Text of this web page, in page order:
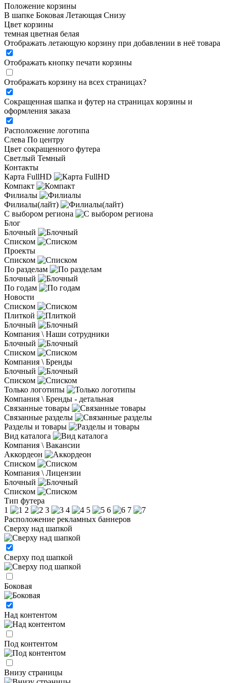
Положение корзины
В шапке Боковая Летающая Снизу
Цвет корзины
темная цветная белая
Отображать летающую корзину при добавлении в неё товара
Отображать кнопку печати корзины
Отображать корзину на всех страницах?
Сокращенная шапка и футер на страницах корзины и
оформления заказа
Расположение логотипа
Cлева По центру
Цвет сокращенного футера
Светлый Темный
Контакты
Карта FullHD
Компакт
Филиалы
Филиалы(лайт)
С выбором региона
Блог
Блочный
Списком
Проекты
Списком
По разделам
Блочный
По годам
Новости
Списком
Плиткой
Блочный
Компания \ Наши сотрудники
Блочный
Списком
Компания \ Бренды
Блочный
Списком
Только логотипы
Компания \ Бренды - детальная
Связанные товары
Связанные разделы
Разделы и товары
Вид каталога
Компания \ Вакансии
Аккордеон
Списком
Компания \ Лицензии
Блочный
Списком
Тип футера
1
2 3 4 5 6
7
Расположение рекламных баннеров
Сверху над шапкой
Сверху под шапкой
Боковая
Над контентом
Под контентом
Внизу страницы